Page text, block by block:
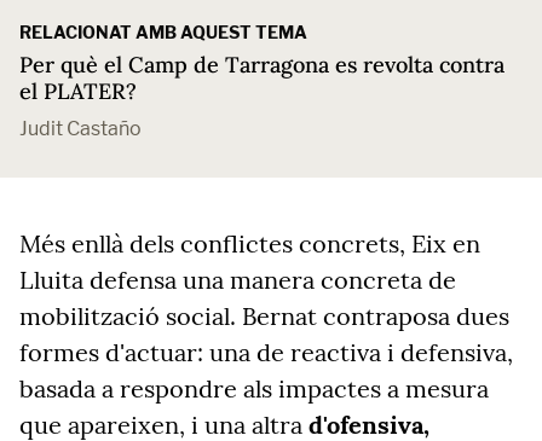
RELACIONAT AMB AQUEST TEMA
Per què el Camp de Tarragona es revolta contra
el PLATER?
Judit Castaño
Més enllà dels conflictes concrets, Eix en
Lluita defensa una manera concreta de
mobilització social. Bernat contraposa dues
formes d'actuar: una de reactiva i defensiva,
basada a respondre als impactes a mesura
que apareixen, i una altra d'ofensiva,